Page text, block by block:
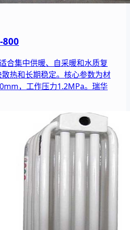
800
合集中供暖、自采暖和水质复
热和长期稳定。核心参数为材
，工作压力1.2MPa。瑞华